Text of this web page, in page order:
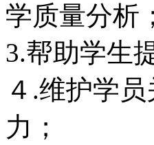
学质量分析；
3.帮助学生
４.维护学
力；